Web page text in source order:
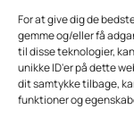
For at give dig de
gemme og/eller få
til disse teknologier,
unikke ID'er på dette
dit samtykke tilbage,
funktioner og
Hjemmeside
VORES